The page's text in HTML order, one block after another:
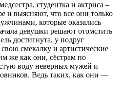
студентка и актриса –
и выясняют, что все они только
которые оказались
девушки решают отомстить
достигнута, у подруг
смекалку и артистические
же как они, сёстрам по
воду неверных мужей и
Ведь таких, как они —